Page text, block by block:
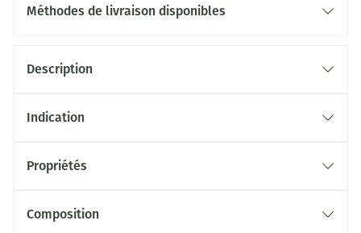
Méthodes de livraison disponibles
Description
Indication
Propriétés
Composition